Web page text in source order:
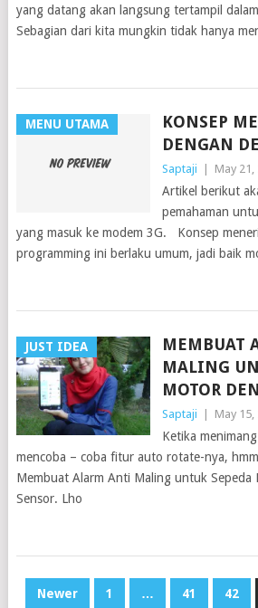
yang datang akan langsung tertampil
Sebagian dari kita mungkin tidak hanya
MENU UTAMA
KONSEP
DENGAN
Saptaji May 21,
Artikel berikut
pemahaman
yang masuk ke modem 3G. Konsep
programming ini berlaku umum, jadi baik
JUST IDEA
MEMBUAT
MALING
MOTOR
Saptaji May 15,
Ketika
mencoba – coba fitur auto rotate-nya,
Membuat Alarm Anti Maling untuk Sepeda
Sensor. Lho
POSTS
Newer 1 … 41 42